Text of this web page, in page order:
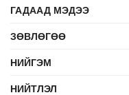
ГАДААД МЭДЭЭ
ЗӨВЛӨГӨӨ
НИЙГЭМ
НИЙТЛЭЛ